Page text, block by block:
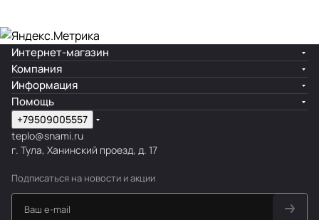
Интернет-магазин
Компания
Информация
Помощь
+79509005557
teplo@snami.ru
г. Тула, Ханинский проезд, д. 17
Подписаться на новости и акции